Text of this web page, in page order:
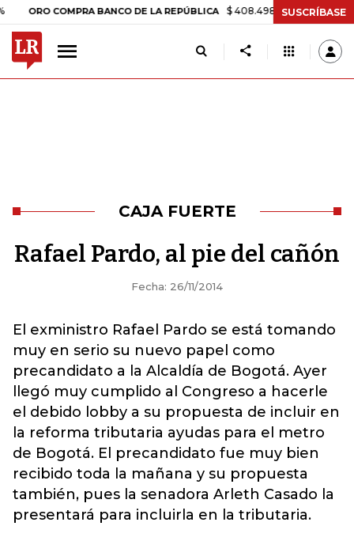
COMPRA BANCO DE LA REPÚBLICA $ 408.498,97 +$ 8.753,81
SUSCRÍBASE
CAJA FUERTE
Rafael Pardo, al pie del cañón
Fecha: 26/11/2014
El exministro Rafael Pardo se está tomando
muy en serio su nuevo papel como
precandidato a la Alcaldía de Bogotá. Ayer
llegó muy cumplido al Congreso a hacerle
el debido lobby a su propuesta de incluir en
la reforma tributaria ayudas para el metro
de Bogotá. El precandidato fue muy bien
recibido toda la mañana y su propuesta
también, pues la senadora Arleth Casado la
presentará para incluirla en la tributaria.